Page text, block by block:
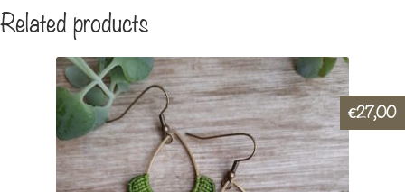
Related products
€27,00